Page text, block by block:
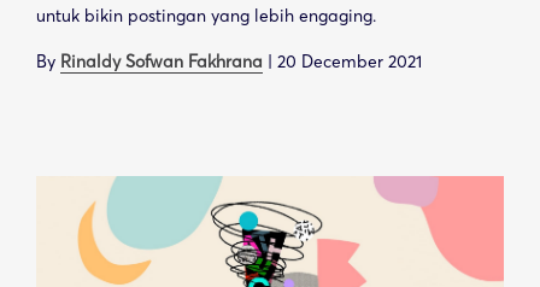
untuk bikin postingan yang lebih engaging.
By Rinaldy Sofwan Fakhrana | 20 December 2021